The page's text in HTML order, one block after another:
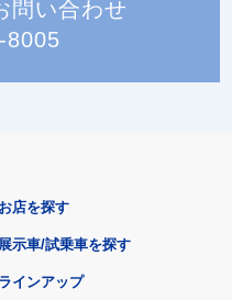
問い合わせ
8005
お店を探す
展示車/試乗車を探す
ラインアップ